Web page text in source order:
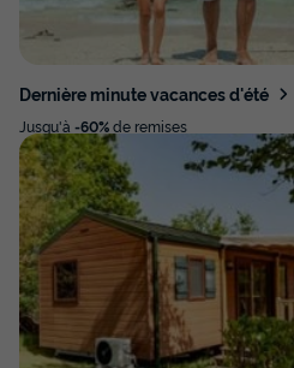
Dernière minute vacances d'été
Jusqu'à -60%de remises